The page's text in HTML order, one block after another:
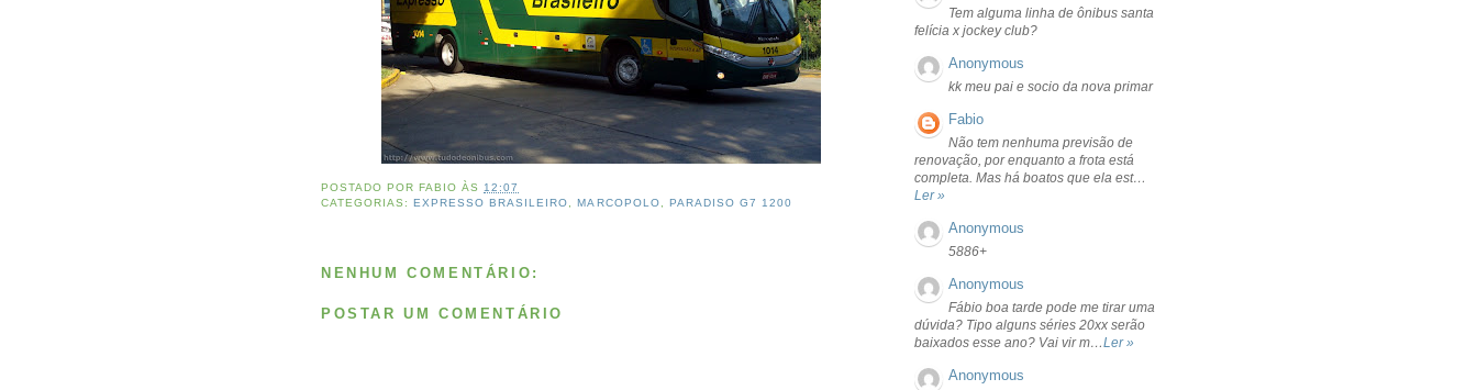
POSTADO PORFABIO ÀS12:07
CATEGORIAS:EXPRESSO BRASILEIRO,MARCOPOLO, PARADISO G7 1200
NENHUM COMENTÁRIO:
POSTAR UM COMENTÁRIO
Tem alguma linha de ônibus santa
felícia x jockey club?
Anonymous
kk meu pai e socio da nova primar
Fabio
Não tem nenhuma previsão de
renovação, por enquanto a frota está
completa. Mas há boatos que ela est…
Ler »
Anonymous
5886+
Anonymous
Fábio boa tarde pode me tirar uma
dúvida? Tipo alguns séries 20xx serão
baixados esse ano? Vai vir m…Ler »
Anonymous